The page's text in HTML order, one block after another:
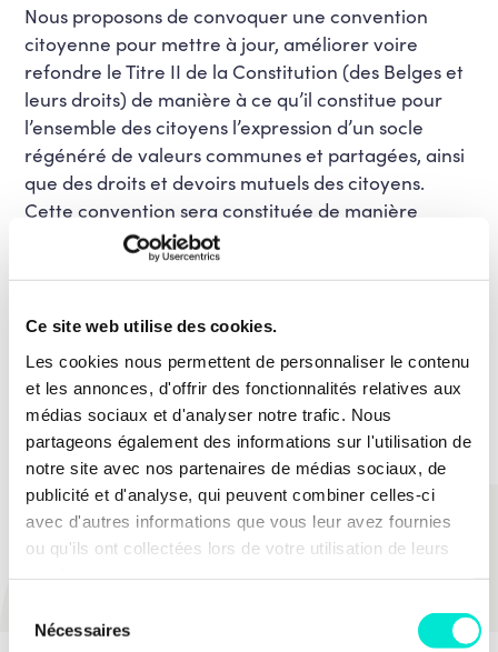
Ce site web utilise des cookies.
Les cookies nous permettent de personnaliser le contenu
et les annonces, d'offrir des fonctionnalités relatives aux
médias sociaux et d'analyser notre trafic. Nous
partageons également des informations sur l'utilisation de
notre site avec nos partenaires de médias sociaux, de
publicité et d'analyse, qui peuvent combiner celles-ci
avec d'autres informations que vous leur avez fournies
ou qu'ils ont collectées lors de votre utilisation de leurs
Nécessaires
Nous proposons de convoquer une convention
citoyenne pour mettre à jour, améliorer voire
refondre le Titre II de la Constitution (des Belges et
leurs droits) de manière à ce qu’il constitue pour
l’ensemble des citoyens l’expression d’un socle
régénéré de valeurs communes et partagées, ainsi
que des droits et devoirs mutuels des citoyens.
Cette convention sera constituée de manière
représentative de citoyens et citoyennes issus de
l’ensemble de la population et de
et du secteur associatif.
La nouvelle « charte » ainsi élaborée pourrait être
soumise à référendum en vue d’être pleinement
intégrée à la Constitution.
PARTAGER